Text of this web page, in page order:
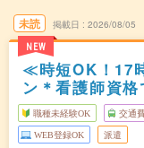
未読
NEW
掲載日 2026/08/05
≪時短OK！17
ン＊看護師資格
職種未経験OK 交通
WEB登録OK 派遣